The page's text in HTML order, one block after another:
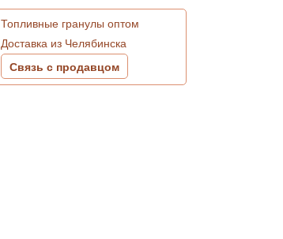
Топливные гранулы оптом
Доставка из Челябинска
Связь с продавцом